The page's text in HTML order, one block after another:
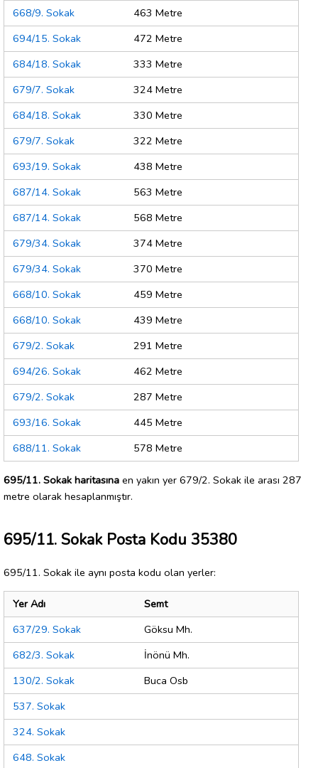
668/9. Sokak
463 Metre
694/15. Sokak
472 Metre
684/18. Sokak
333 Metre
679/7. Sokak
324 Metre
684/18. Sokak
330 Metre
679/7. Sokak
322 Metre
693/19. Sokak
438 Metre
687/14. Sokak
563 Metre
687/14. Sokak
568 Metre
679/34. Sokak
374 Metre
679/34. Sokak
370 Metre
668/10. Sokak
459 Metre
668/10. Sokak
439 Metre
679/2. Sokak
291 Metre
694/26. Sokak
462 Metre
679/2. Sokak
287 Metre
693/16. Sokak
445 Metre
688/11. Sokak
578 Metre
695/11. Sokak haritasına en yakın yer 679/2. Sokak ile arası 287
metre olarak hesaplanmıştır.
695/11. Sokak Posta Kodu 35380
695/11. Sokak ile aynı posta kodu olan yerler:
Yer Adı
Semt
637/29. Sokak
Göksu Mh.
682/3. Sokak
İnönü Mh.
130/2. Sokak
Buca Osb
537. Sokak
324. Sokak
648. Sokak